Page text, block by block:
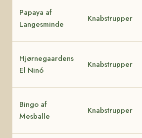
Papaya af
Langesminde
Knabstrupper
Hjørnegaardens
El Ninó
Knabstrupper
Bingo af
Mesballe
Knabstrupper